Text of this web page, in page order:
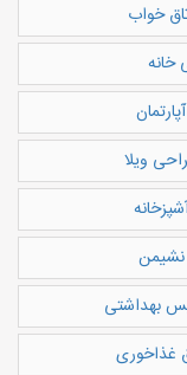
خواب
ویلا
بهداشتی
غذاخوری